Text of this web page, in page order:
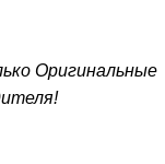
Оригинальные